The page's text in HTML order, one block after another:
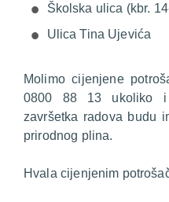
Školska ulica (kbr.
Ulica Tina Ujevića
Molimo cijenjene
0800 88 13 ukoliko i
završetka radova budu
prirodnog plina.
Hvala cijenjenim